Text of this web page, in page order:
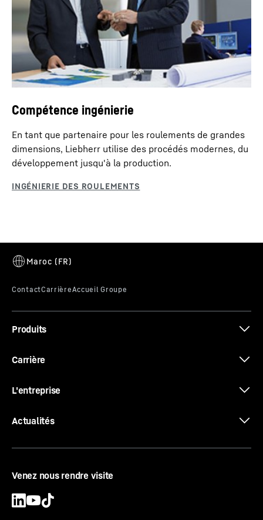
Compétence ingénierie
En tant que partenaire pour les roulements de grandes
dimensions, Liebherr utilise des procédés modernes, du
développement jusqu'à la production.
Produits
Carrière
L'entreprise
Actualités
Venez nous rendre visite